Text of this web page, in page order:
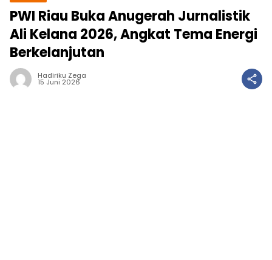
PWI Riau Buka Anugerah Jurnalistik
Ali Kelana 2026, Angkat Tema Energi
Berkelanjutan
Hadiriku Zega
15 Juni 2026